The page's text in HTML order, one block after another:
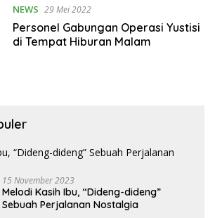
NEWS 29 Mei 2022
Personel Gabungan Operasi Yustisi
di Tempat Hiburan Malam
15 November 2023
Melodi Kasih Ibu, “Dideng-dideng”
Sebuah Perjalanan Nostalgia